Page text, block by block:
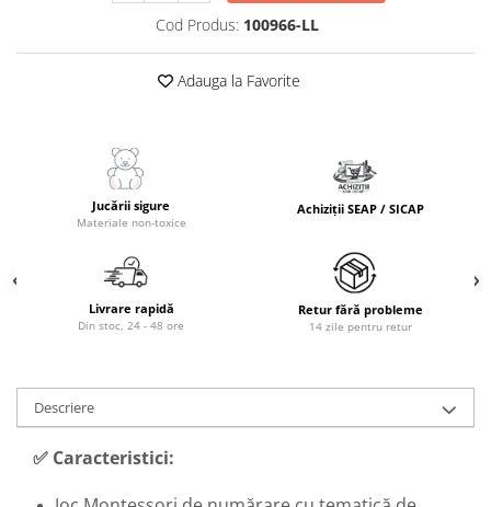
Joaca de Vara & Apa
Colaci & Saltele Gonflabile
Joaca in Aer Liber
Toate Jucariile pentru Copii
Jucarii Educative & Invatare
Jucarii pentru Bebe (0–2 ani)
Jocuri de Constructie & Asamblare
Trenulete & Seturi Feroviare
Invatare prin Joaca
Cod Produs: 100966-LL
Adauga la Favorite
Jucării sigure
Materiale non-toxice
Achiziții SEAP / SICAP
Livrare rapidă
Din stoc, 24 - 48 ore
Retur fără probleme
14 zile pentru retur
Descriere
✅ Caracteristici: